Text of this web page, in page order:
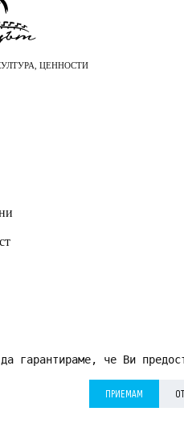
гарантираме, че Ви
ПРИЕМАМ
ЦЕННОСТИ